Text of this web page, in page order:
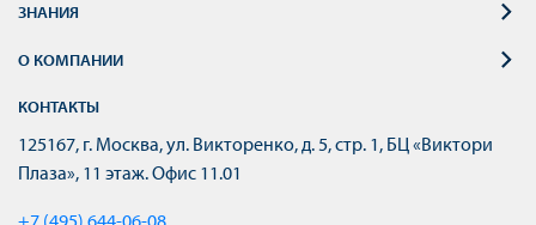
ЗНАНИЯ
О КОМПАНИИ
КОНТАКТЫ
125167, г. Москва, ул. Викторенко, д. 5, стр. 1, БЦ «Виктори
Плаза», 11 этаж. Офис 11.01
+7 (495) 644-06-08